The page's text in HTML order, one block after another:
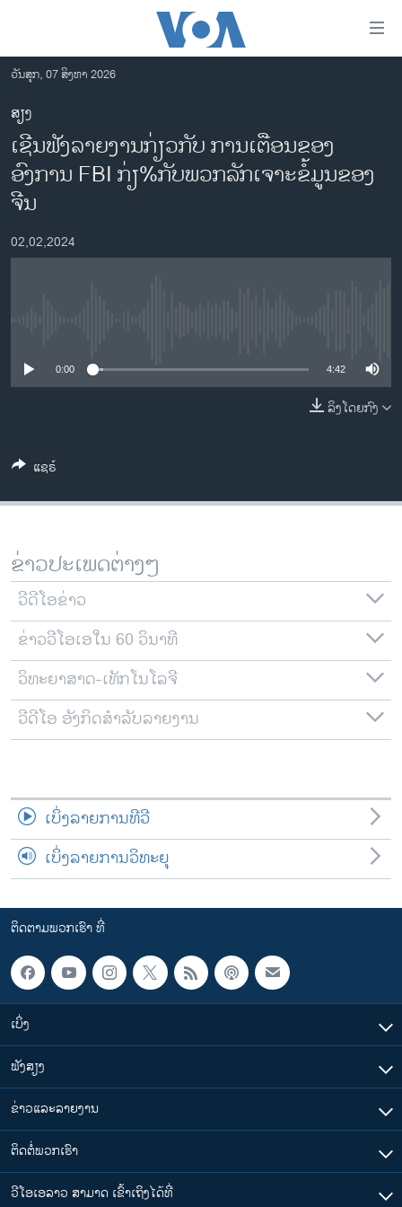
ເຂົ້າ
ຫາ
ຂ້າມ
ຂ້າມ
ຂ້າມ
ໄປ
ຫາ
ຊອກ
ຄົ້ນ
ລາວ
ອາເມຣິກາ
ການເລືອກຕັ້ງ ປະທານາທີບໍດີ ສະຫະລັດ 2024
ໂລກ
ຊຸມຊົນຊາວລາວ
ສຽງ
ລາຍການກະຈາຍສຽງ
ຕິດຕາມພວກເຮົາ ທີ່
ພາສາຕ່າງໆ
ວັນສຸກ, 07 ສິງຫາ 2026
ສຽງ
ເຊີນຟັງລາຍງານກ່ຽວກັບ ການເຕືອນຂອງ
ອົງການ FBI ກ່ຽ%ກັບພວກລັກເຈາະຂໍ້ມູນຂອງ
ຈີນ
02,02,2024
0:00 4:42
ລິງໂດຍກົງ
ແຊຣ໌
ຂ່າວປະເພດຕ່າງໆ
ວີດີໂອຂ່າວ
ຂ່າວວີໂອເອໃນ 60 ວິນາທີ
ວິທະຍາສາດ-ເທັກໂນໂລຈີ
ວີດີໂອ ອັງກິດສຳລັບລາຍງານ
ເບິ່ງລາຍການທີວີ
ເບິ່ງລາຍການວິທະຍຸ
ຕິດຕາມພວກເຮົາ ທີ່
ເບິ່ງ
ຟັງສຽງ
ຂ່າວແລະລາຍງານ
ຕິດຕໍ່ພວກເຮົາ
ວີໂອເອລາວ ສາມາດ ເຂົ້າເຖິງໄດ້ທີ່